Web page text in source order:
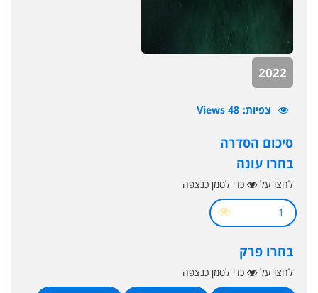
2022
צפיות 48 Views
סיכום הסדרה
בחרו עונה
לחצו על כדי לסמן כנצפה
1
בחרו פרק
לחצו על כדי לסמן כנצפה